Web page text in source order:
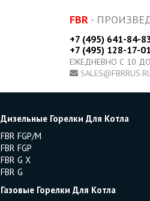
FBR-
+7 (495) 641-84-
+7 (495) 128-17-01
ЕЖЕДНЕВНО С 10
Дизельные Горелки Для Котла
FBR FGP/M
FBR FGP
FBR G X
FBR G
Газовые Горелки Для Котла